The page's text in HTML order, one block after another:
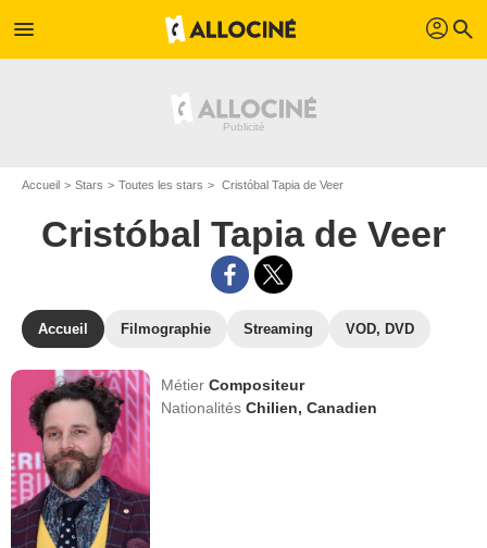
menu profil search
Accueil Stars Toutes les stars Cristóbal Tapia de Veer
Cristóbal Tapia de Veer
Accueil Filmographie Streaming VOD, DVD
MétierCompositeur
NationalitésChilien, Canadien